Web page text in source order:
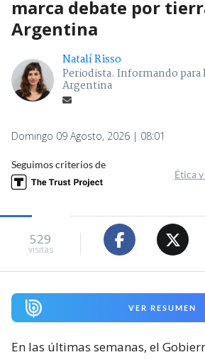
marca debate por
Argentina
Natalí Risso
Periodista. Informando para
Argentina
Domingo 09 Agosto, 2026 | 08:01
Seguimos criterios de
Ética
529
visitas
VER RESUMEN
En las últimas semanas, el